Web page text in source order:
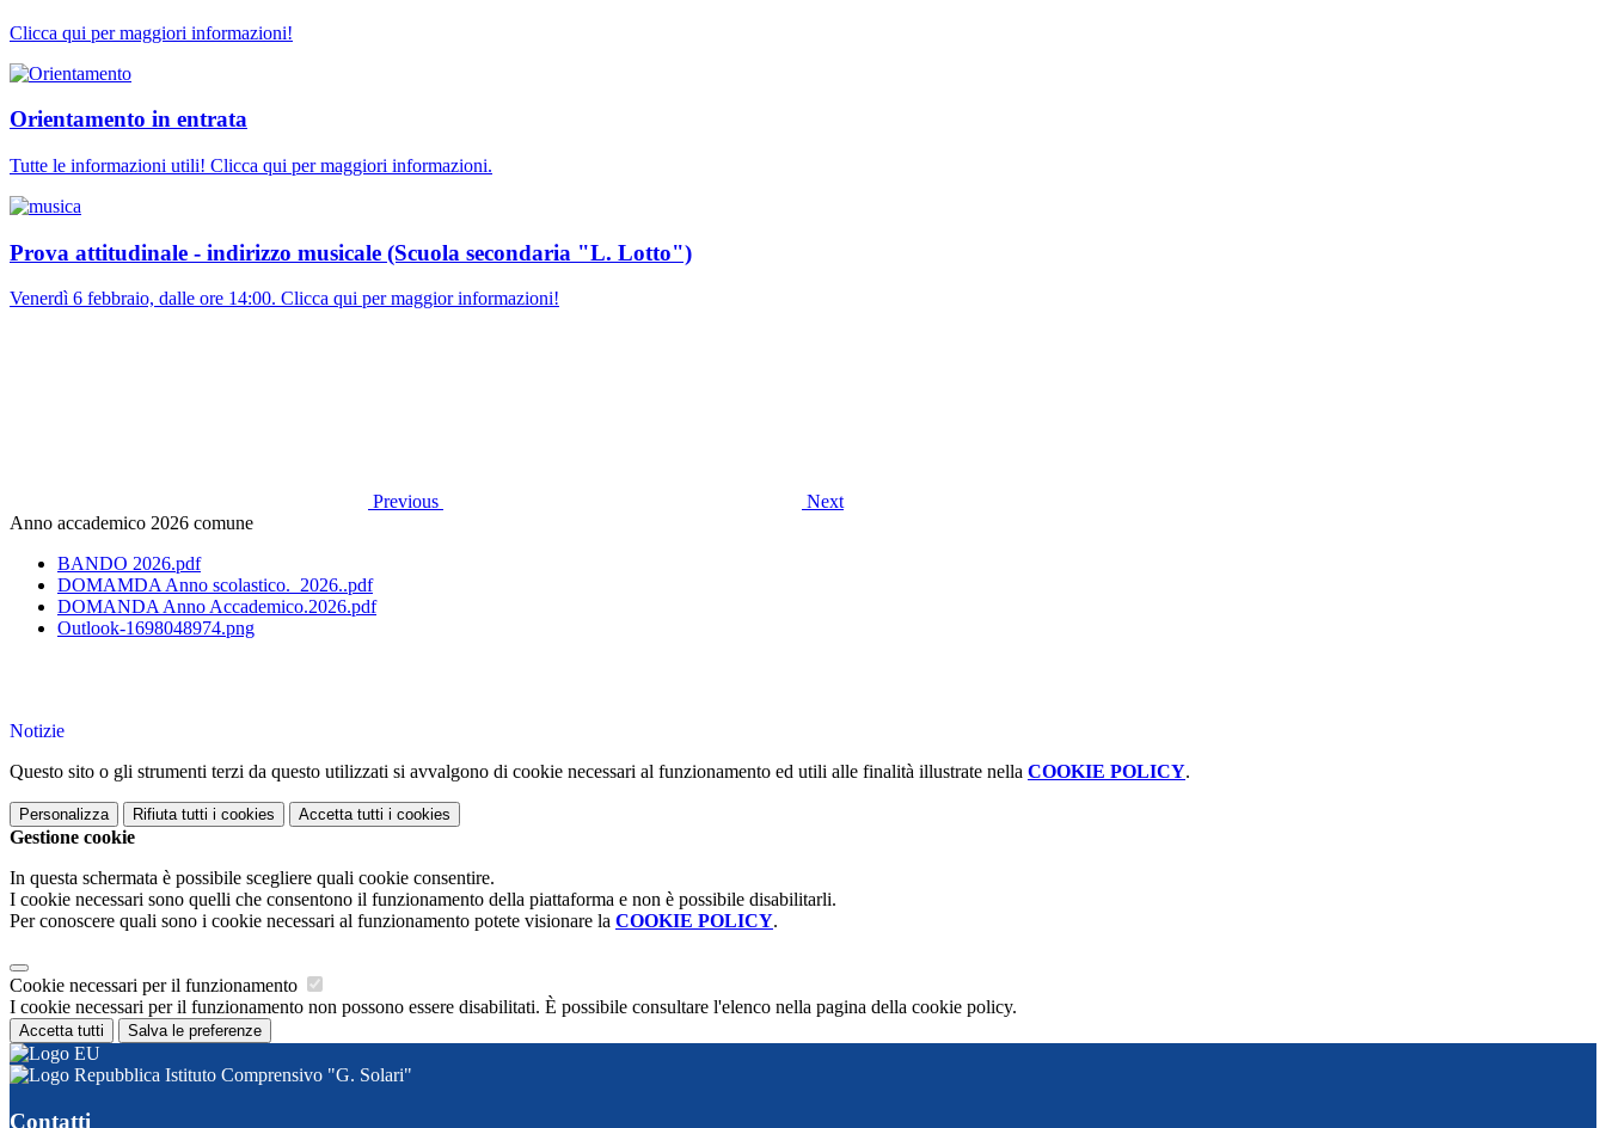
Clicca qui per maggiori informazioni!
Orientamento in entrata
Tutte le informazioni utili! Clicca qui per maggiori informazioni.
Prova attitudinale - indirizzo musicale (Scuola secondaria "L. Lotto")
Venerdì 6 febbraio, dalle ore 14:00. Clicca qui per maggior informazioni!
Previous
Next
Anno accademico 2026 comune
BANDO 2026.pdf
DOMAMDA Anno scolastico._2026..pdf
DOMANDA Anno Accademico.2026.pdf
Outlook-1698048974.png
Notizie
Questo sito o gli strumenti terzi da questo utilizzati si avvalgono di cookie necessari al funzionamento ed utili alle finalità illustrate nella COOKIE POLICY.
Personalizza Rifiuta tutti i cookies Accetta tutti i cookies
Gestione cookie
In questa schermata è possibile scegliere quali cookie consentire.
I cookie necessari sono quelli che consentono il funzionamento della piattaforma e non è possibile disabilitarli.
Per conoscere quali sono i cookie necessari al funzionamento potete visionare la COOKIE POLICY.
Cookie necessari per il funzionamento
I cookie necessari per il funzionamento non possono essere disabilitati. È possibile consultare l'elenco nella pagina della cookie policy.
Accetta tutti Salva le preferenze
Istituto Comprensivo "G. Solari"
Contatti